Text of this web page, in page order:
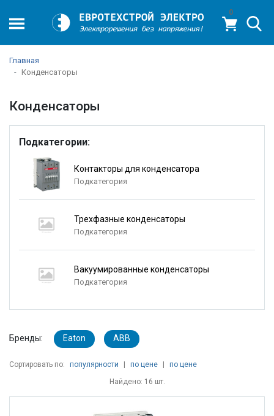
0
Главная
Конденсаторы
Конденсаторы
Подкатегории:
Контакторы для конденсатора
Подкатегория
Трехфазные конденсаторы
Подкатегория
Вакуумированные конденсаторы
Подкатегория
Бренды: Eaton ABB
Сортировать по: популярности по цене
по цене
Найдено: 16 шт.